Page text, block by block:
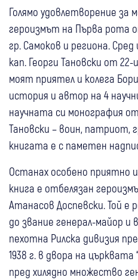
Голямо удовлетворение за
героизмът на Първа рота
гр. Самоков и региона.
кап. Георги Тановски от 22-
моят приятел и колега
история и автор на 4
научната си монография от
Тановски – воин, патриот,
книгата е с паметен
Останах особено приятно
книга е отбелязан
Атанасов Доспевски. Той е
до звание генерал-майор и
пехотна Рилска дивизия
1938 г. в двора на
пред хилядно множество